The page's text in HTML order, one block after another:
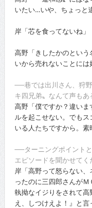
いたい…いや、ちょっと
岸「芯を食ってないね」
高野「きしたかのとい
いから売れないことには
──巷では出川さん、狩
キ四兄弟〟なんて声もあ
高野「僕ですか？違い
ルを起こせない。でも
いる人たちですから。素
──ターニングポイント
エピソードを聞かせてく
岸「高野って怒らない
ったのに三四郎さんが
執拗なイジりをされて
え、しつけえよ！』と